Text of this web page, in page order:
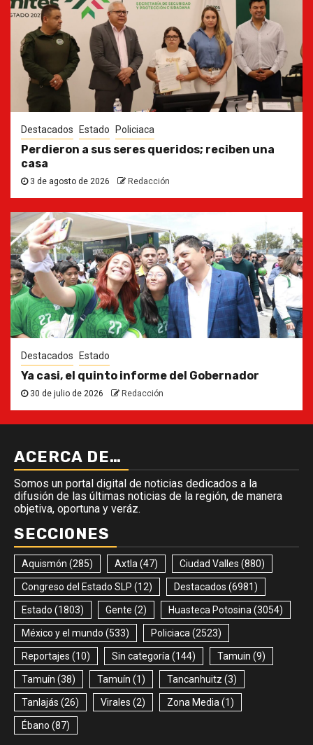
Destacados Estado Policiaca
Perdieron a sus seres queridos; reciben una
casa
3 de agosto de 2026 Redacción
Destacados Estado
Ya casi, el quinto informe del Gobernador
30 de julio de 2026 Redacción
ACERCA DE…
Somos un portal digital de noticias dedicados a la
difusión de las últimas noticias de la región, de manera
objetiva, oportuna y veráz.
SECCIONES
Aquismón (285) Axtla (47) Ciudad Valles (880)
Congreso del Estado SLP (12) Destacados (6981)
Estado (1803) Gente (2) Huasteca Potosina (3054)
México y el mundo (533) Policiaca (2523)
Reportajes (10) Sin categoría (144) Tamuin (9)
Tamuín (38) Tamuín (1) Tancanhuitz (3)
Tanlajás (26) Virales (2) Zona Media (1)
Ébano (87)